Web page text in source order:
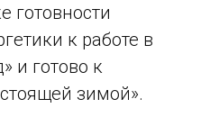
готовности
к работе в
и готово к
зимой».